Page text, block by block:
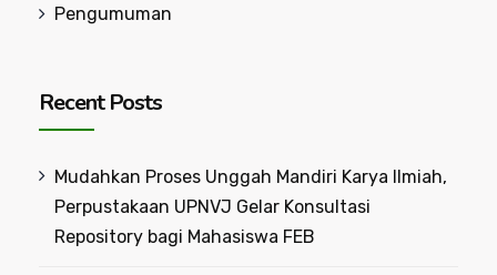
Pengumuman
Recent Posts
Mudahkan Proses Unggah Mandiri Karya Ilmiah,
Perpustakaan UPNVJ Gelar Konsultasi
Repository bagi Mahasiswa FEB